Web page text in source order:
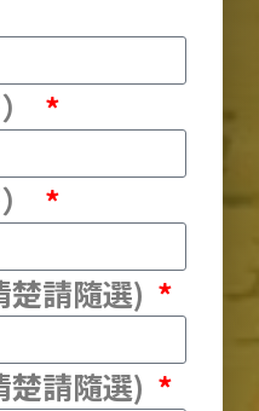
楚請隨選)
楚請隨選)